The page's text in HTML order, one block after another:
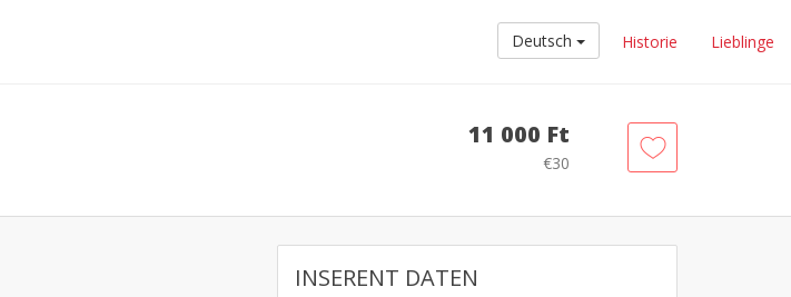
Deutsch Historie Lieblinge
11 000 Ft
€30
INSERENT DATEN